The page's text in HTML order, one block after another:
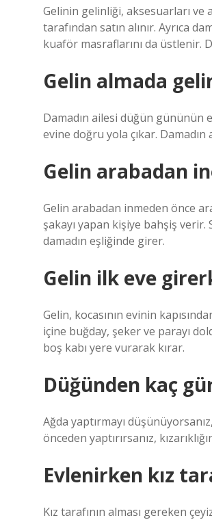
Gelinin gelinliği, aksesuarları ve
tarafından satın alınır. Ayrıca
kuaför masraflarını da üstlenir.
Gelin almada
Damadın ailesi düğün gününün
evine doğru yola çıkar.
Gelin arabadan
Gelin arabadan inmeden önce
şakayı yapan kişiye bahşiş
damadın eşliğinde girer.
Gelin ilk eve
Gelin, kocasının evinin
içine buğday, şeker ve parayı
boş kabı yere vurarak kırar.
Düğünden kaç
Ağda yaptırmayı
önceden yaptırırsanız,
Evlenirken kız
Kız tarafının alması gereken